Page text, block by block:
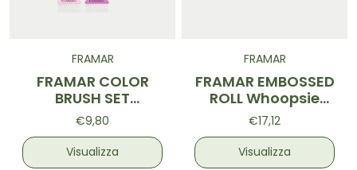
FRAMAR
FRAMAR COLOR
BRUSH SET
Aurascope
€9,80
Visualizza
FRAMAR
FRAMAR EMBOSSED
ROLL Whoopsie
Daisy 320f
€17,12
Visualizza